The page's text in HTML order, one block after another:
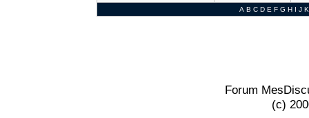
A B C D E F G H I J K
Forum
(c)